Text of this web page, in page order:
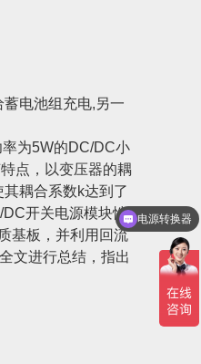
电池组充电,另一
为5W的DC/DC小
点，以变压器的耦
耦合系数k达到了
开关电源模块性
基板，并利用回流
文进行总结，指出
DCDC模块电源
电源转换器